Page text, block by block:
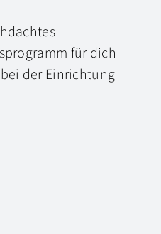
für dich
der Einrichtung